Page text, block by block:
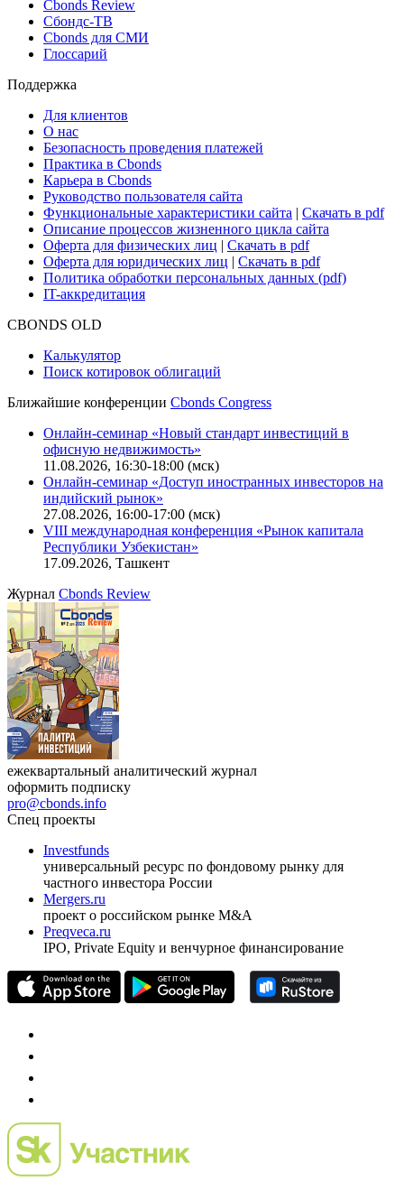
Cbonds Review
Сбондс-ТВ
Cbonds для СМИ
Глоссарий
Поддержка
Для клиентов
О нас
Безопасность проведения платежей
Практика в Cbonds
Карьера в Cbonds
Руководство пользователя сайта
Функциональные характеристики сайта | Скачать в pdf
Описание процессов жизненного цикла сайта
Оферта для физических лиц | Скачать в pdf
Оферта для юридических лиц | Скачать в pdf
Политика обработки персональных данных (pdf)
IT-аккредитация
CBONDS OLD
Калькулятор
Поиск котировок облигаций
Ближайшие конференции Cbonds Congress
Онлайн-семинар «Новый стандарт инвестиций в
офисную недвижимость»
11.08.2026, 16:30-18:00 (мск)
Онлайн-семинар «Доступ иностранных инвесторов на
индийский рынок»
27.08.2026, 16:00-17:00 (мск)
VIII международная конференция «Рынок капитала
Республики Узбекистан»
17.09.2026, Ташкент
Журнал Cbonds Review
ежеквартальный аналитический журнал
оформить подписку
pro@cbonds.info
Спец проекты
Investfunds
универсальный ресурс по фондовому рынку для
частного инвестора России
Mergers.ru
проект о российском рынке M&A
Preqveca.ru
IPO, Private Equity и венчурное финансирование